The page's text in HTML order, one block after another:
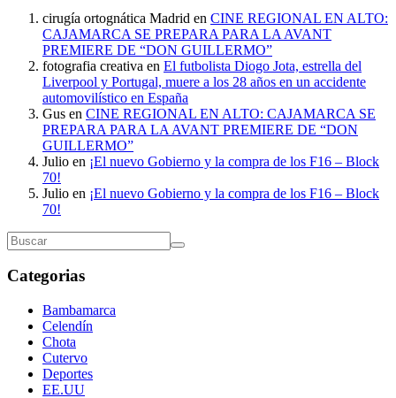
cirugía ortognática Madrid en CINE REGIONAL EN ALTO:
CAJAMARCA SE PREPARA PARA LA AVANT
PREMIERE DE “DON GUILLERMO”
fotografia creativa en El futbolista Diogo Jota, estrella del
Liverpool y Portugal, muere a los 28 años en un accidente
automovilístico en España
Gus en CINE REGIONAL EN ALTO: CAJAMARCA SE
PREPARA PARA LA AVANT PREMIERE DE “DON
GUILLERMO”
Julio en ¡El nuevo Gobierno y la compra de los F16 – Block
70!
Julio en ¡El nuevo Gobierno y la compra de los F16 – Block
70!
Categorias
Bambamarca
Celendín
Chota
Cutervo
Deportes
EE.UU